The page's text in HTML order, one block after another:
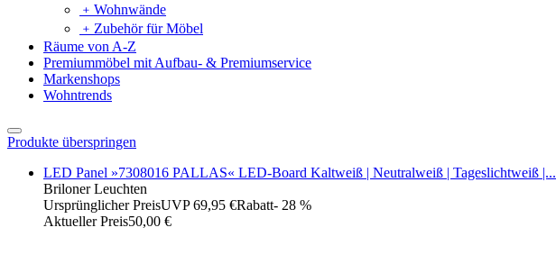
﹢ Wohnwände
﹢ Zubehör für Möbel
Räume von A-Z
Premiummöbel mit Aufbau- & Premiumservice
Markenshops
Wohntrends
Produkte überspringen
LED Panel »7308016 PALLAS« LED-Board Kaltweiß | Neutralweiß | Tageslichtweiß |...
Briloner Leuchten
Ursprünglicher PreisUVP 69,95 €Rabatt- 28 %
Aktueller Preis50,00 €